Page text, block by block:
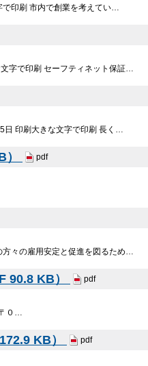
印刷 市内で創業を考えてい…
字で印刷 セーフティネット保証…
印刷大きな文字で印刷 長く…
） pdf
々の雇用安定と促進を図るため…
90.8 KB） pdf
０…
KB） pdf